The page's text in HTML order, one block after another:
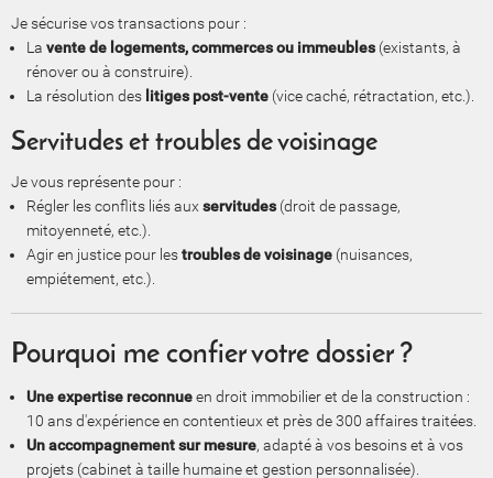
Je sécurise vos transactions pour :
La vente de logements, commerces ou immeubles(existants, à
rénover ou à construire).
La résolution des litiges post-vente (vice caché, rétractation, etc.).
Servitudes et troubles de voisinage
Je vous représente pour :
Régler les conflits liés aux servitudes(droit de passage,
mitoyenneté, etc.).
Agir en justice pour lestroubles de voisinage (nuisances,
empiétement, etc.).
Pourquoi me confier votre dossier ?
Une expertise reconnueen droit immobilier et de la construction :
10 ans d'expérience en contentieux et près de 300 affaires traitées.
Un accompagnement sur mesure, adapté à vos besoins et à vos
projets (cabinet à taille humaine et gestion personnalisée).